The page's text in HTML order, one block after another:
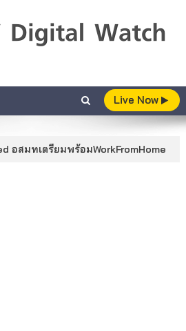
Live Now
อสมทเตรียมพร้อมWorkFromHome